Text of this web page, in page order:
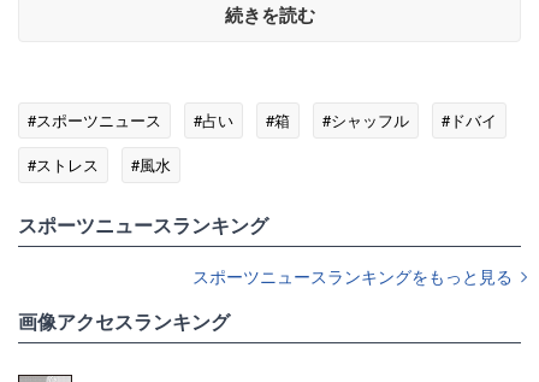
続きを読む
#スポーツニュース #占い #箱 #シャッフル
#ドバイ
#ストレス
#風水
スポーツニュースランキング
スポーツニュースランキングをもっと見る
画像アクセスランキング